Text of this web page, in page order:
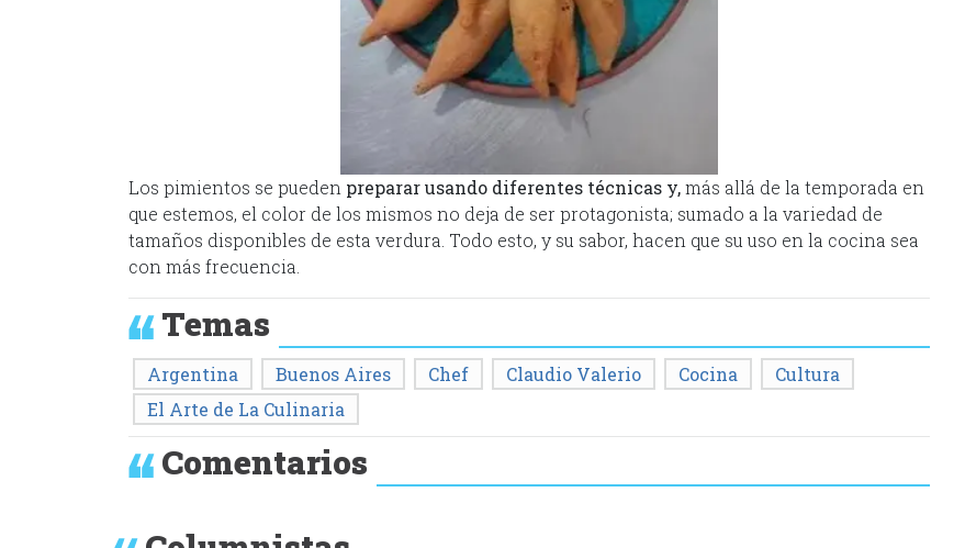
Los pimientos se pueden preparar usando diferentes técnicas y,más allá de la temporada en
que estemos, el color de los mismos no deja de ser protagonista; sumado a la variedad de
tamaños disponibles de esta verdura. Todo esto, y su sabor, hacen que su uso en la cocina sea
con más frecuencia.
Temas
Argentina Buenos Aires Chef Claudio Valerio Cocina
Cultura
El Arte de La Culinaria
Comentarios